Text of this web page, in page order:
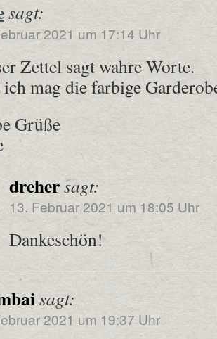
sagt:
2021 um 17:14 Uhr
Zettel sagt wahre Worte.
mag die farbige
Grüße
drehersagt:
13. Februar 2021 um 18:05 Uhr
Dankeschön!
sagt:
2021 um 19:37 Uhr